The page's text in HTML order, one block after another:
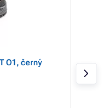
O1, černý